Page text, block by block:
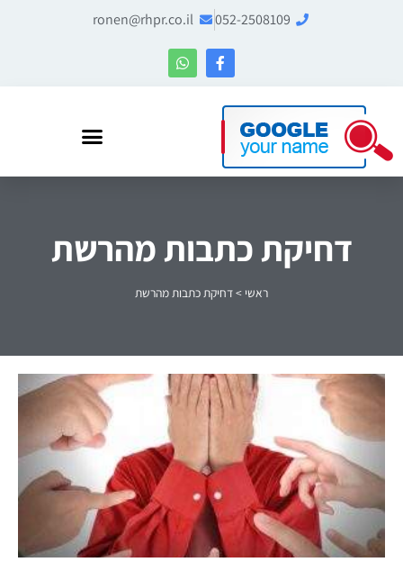
052-2508109
ronen@rhpr.co.il
דחיקת כתבות מהרשת
ראשי >דחיקת כתבות מהרשת